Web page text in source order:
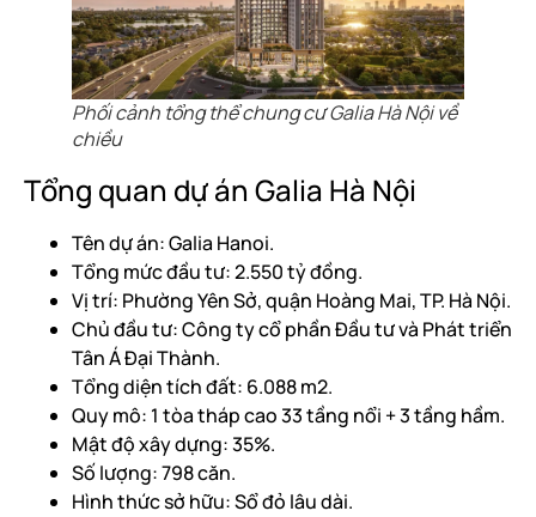
Phối cảnh tổng thể chung cư Galia Hà Nội về
chiều
Tổng quan dự án Galia Hà Nội
Tên dự án: Galia Hanoi.
Tổng mức đầu tư: 2.550 tỷ đồng.
Vị trí: Phường Yên Sở, quận Hoàng Mai, TP. Hà Nội.
Chủ đầu tư: Công ty cổ phần Đầu tư và Phát triển
Tân Á Đại Thành.
Tổng diện tích đất: 6.088 m2.
Quy mô: 1 tòa tháp cao 33 tầng nổi + 3 tầng hầm.
Mật độ xây dựng: 35%.
Số lượng: 798 căn.
Hình thức sở hữu: Sổ đỏ lâu dài.